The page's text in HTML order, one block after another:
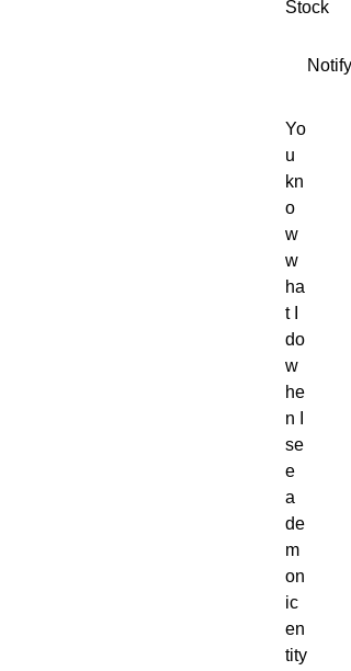
Stock
Yo
u
kn
o
w
w
ha
t I
do
w
he
n I
se
e
a
de
m
on
ic
en
tity